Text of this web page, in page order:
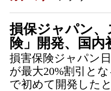
損保ジャパン
険」開発、国内
損害保険ジャパン
が最大20%割引と
で初めて開発した